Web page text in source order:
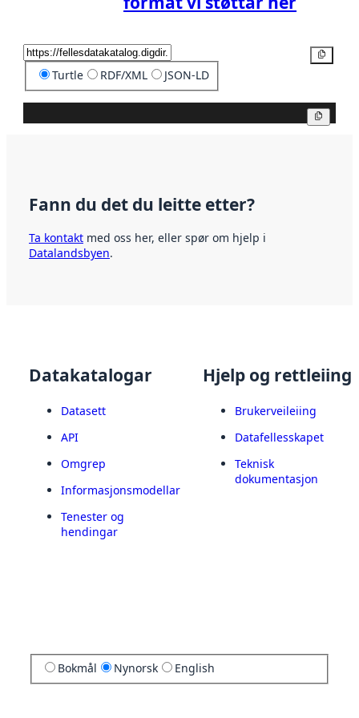
Turtle RDF/XML JSON-LD
Fann du det du leitte etter?
Ta kontakt med oss her, eller spør om hjelp i
Datalandsbyen.
Datakatalogar
Datasett
API
Omgrep
Informasjonsmodellar
Tenester og
hendingar
Hjelp og rettleiing
Brukerveileiing
Datafellesskapet
Teknisk
dokumentasjon
Bokmål Nynorsk English